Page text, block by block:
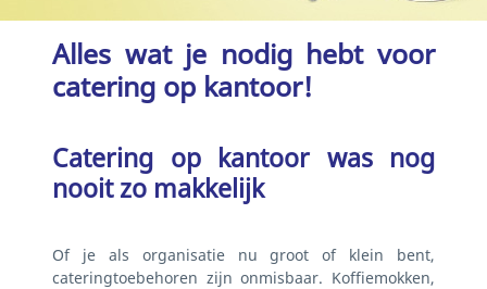
Alles wat je nodig hebt voor
catering op kantoor!
Catering op kantoor was nog
nooit zo makkelijk
Of je als organisatie nu groot of klein bent,
cateringtoebehoren zijn onmisbaar. Koffiemokken,